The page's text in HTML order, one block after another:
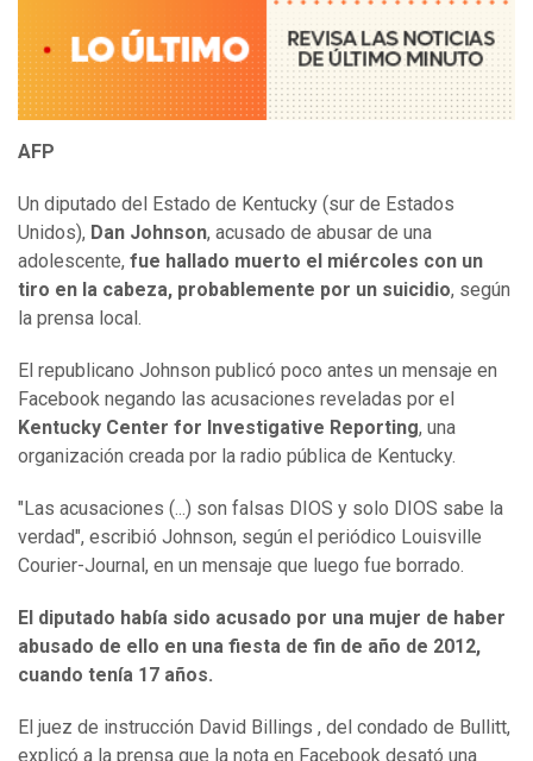
AFP
Un diputado del Estado de Kentucky (sur de Estados
Unidos), Dan Johnson, acusado de abusar de una
adolescente, fue hallado muerto el miércoles con un
tiro en la cabeza, probablemente por un suicidio, según
la prensa local.
El republicano Johnson publicó poco antes un mensaje en
Facebook negando las acusaciones reveladas por el
Kentucky Center for Investigative Reporting, una
organización creada por la radio pública de Kentucky.
"Las acusaciones (...) son falsas DIOS y solo DIOS sabe la
verdad", escribió Johnson, según el periódico Louisville
Courier-Journal, en un mensaje que luego fue borrado.
El diputado había sido acusado por una mujer de haber
abusado de ello en una fiesta de fin de año de 2012,
cuando tenía 17 años.
El juez de instrucción David Billings , del condado de Bullitt,
explicó a la prensa que la nota en Facebook desató una